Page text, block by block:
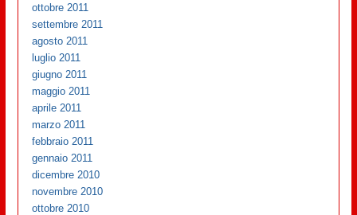
ottobre 2011
settembre 2011
agosto 2011
luglio 2011
giugno 2011
maggio 2011
aprile 2011
marzo 2011
febbraio 2011
gennaio 2011
dicembre 2010
novembre 2010
ottobre 2010